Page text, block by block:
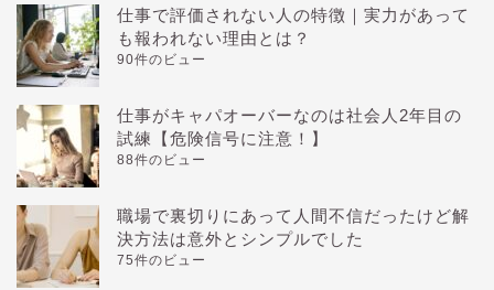
仕事で評価されない人の特徴｜実力があって
も報われない理由とは？
90件のビュー
仕事がキャパオーバーなのは社会人2年目の
試練【危険信号に注意！】
88件のビュー
職場で裏切りにあって人間不信だったけど解
決方法は意外とシンプルでした
75件のビュー